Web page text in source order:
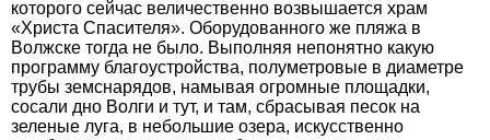
которого сейчас величественно возвышается храм
«Христа Спасителя». Оборудованного же пляжа в
Волжске тогда не было. Выполняя непонятно какую
программу благоустройства, полуметровые в диаметре
трубы земснарядов, намывая огромные площадки,
сосали дно Волги и тут, и там, сбрасывая песок на
зеленые луга, в небольшие озера, искусственно